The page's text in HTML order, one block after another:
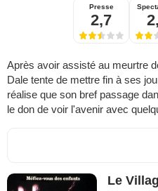
Presse
2,7
Après avoir assisté au meurtre
Dale tente de mettre fin à ses
réalise que son bref passage
le don de voir l'avenir avec
Le